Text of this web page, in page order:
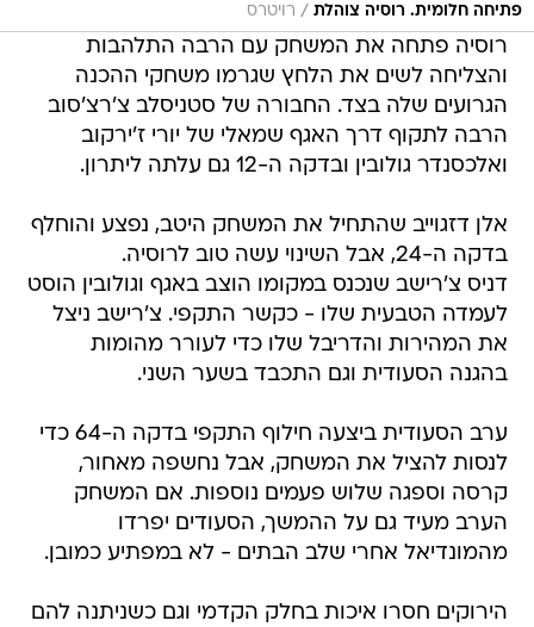
פתיחה חלומית. רוסיה צוהלת / רויטרס
רוסיה פתחה את המשחק עם הרבה התלהבות
והצליחה לשים את הלחץ שגרמו משחקי ההכנה
הגרועים שלה בצד. החבורה של סטניסלב צ'רצ'סוב
הרבה לתקוף דרך האגף שמאלי של יורי ז'ירקוב
ואלכסנדר גולובין ובדקה ה-12 גם עלתה ליתרון.
אלן דזגוייב שהתחיל את המשחק היטב, נפצע והוחלף
בדקה ה-24, אבל השינוי עשה טוב לרוסיה.
דניס צ'רישב שנכנס במקומו הוצב באגף וגולובין הוסט
לעמדה הטבעית שלו - כקשר התקפי. צ'רישב ניצל
את המהירות והדריבל שלו כדי לעורר מהומות
בהגנה הסעודית וגם התכבד בשער השני.
ערב הסעודית ביצעה חילוף התקפי בדקה ה-64 כדי
לנסות להציל את המשחק, אבל נחשפה מאחור,
קרסה וספגה שלוש פעמים נוספות. אם המשחק
הערב מעיד גם על ההמשך, הסעודים יפרדו
מהמונדיאל אחרי שלב הבתים - לא במפתיע כמובן.
הירוקים חסרו איכות בחלק הקדמי וגם כשניתנה להם